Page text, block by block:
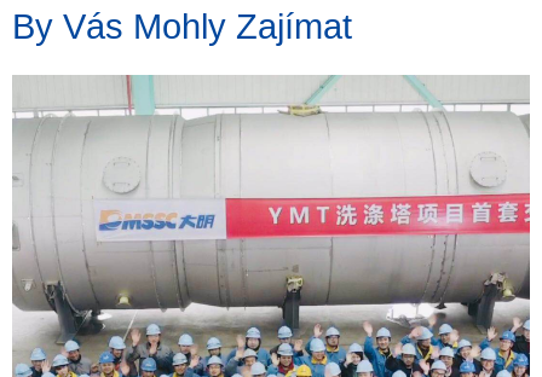
By Vás Mohly Zajímat